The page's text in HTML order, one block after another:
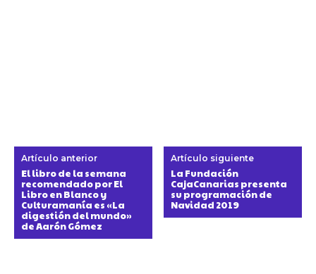
Artículo anterior
El libro de la semana
recomendado por El
Libro en Blanco y
Culturamanía es «La
digestión del mundo»
de Aarón Gómez
Artículo siguiente
La Fundación
CajaCanarias presenta
su programación de
Navidad 2019